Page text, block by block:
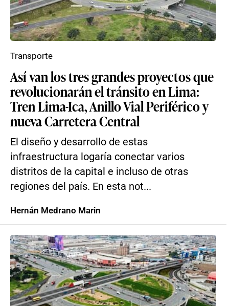
Así van los tres grandes proyectos que
revolucionarán el tránsito en Lima:
Tren Lima-Ica, Anillo Vial Periférico y
nueva Carretera Central
El diseño y desarrollo de estas
infraestructura logaría conectar varios
distritos de la capital e incluso de otras
regiones del país. En esta not...
Transporte
Hernán Medrano Marin